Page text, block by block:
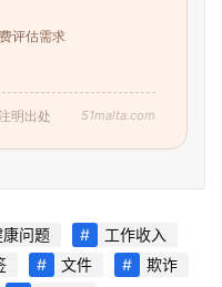
评估需求
明出处 51malta.com
康问题
工作收入
文件
欺诈